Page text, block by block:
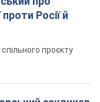
судну в